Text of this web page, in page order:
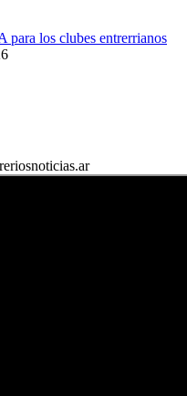
los clubes entrerrianos